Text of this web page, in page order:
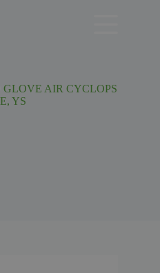
AIR CYCLOPS
YS